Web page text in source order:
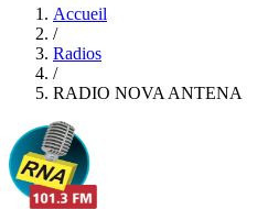
Accueil
/
Radios
/
RADIO NOVA ANTENA